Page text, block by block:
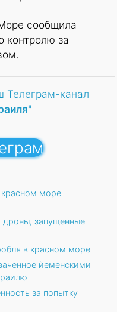
сообщила
контролю за
Телеграм-канал
красном море
запущенные
в красном море
йеменскими
за попытку